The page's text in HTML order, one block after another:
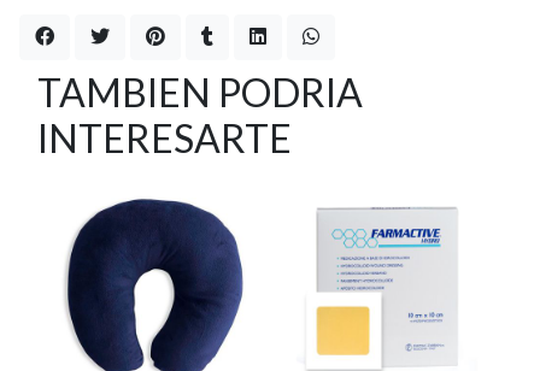
TAMBIEN PODRIA
INTERESARTE